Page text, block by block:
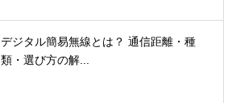
デジタル簡易無線とは？ 通信距離・種
類・選び方の解...